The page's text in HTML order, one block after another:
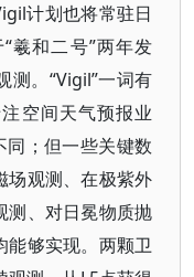
计划也将常驻日
羲和二号”两年发
测。“Vigil”一词有
空间天气预报业
同；但一些关键数
场观测、在极紫外
测、对日冕物质抛
能够实现。两颗卫